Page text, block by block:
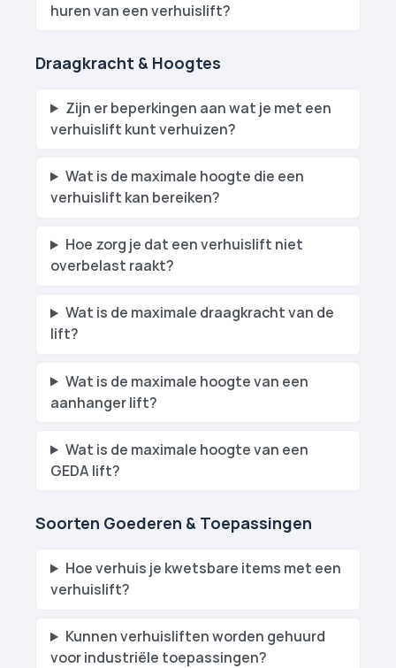
huren van een verhuislift?
Draagkracht & Hoogtes
Zijn er beperkingen aan wat je met een
verhuislift kunt verhuizen?
Wat is de maximale hoogte die een
verhuislift kan bereiken?
Hoe zorg je dat een verhuislift niet
overbelast raakt?
Wat is de maximale draagkracht van de
lift?
Wat is de maximale hoogte van een
aanhanger lift?
Wat is de maximale hoogte van een
GEDA lift?
Soorten Goederen & Toepassingen
Hoe verhuis je kwetsbare items met een
verhuislift?
Kunnen verhuislift­en worden gehuurd
voor industriële toepassingen?